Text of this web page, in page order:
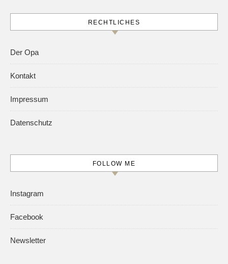
RECHTLICHES
Der Opa
Kontakt
Impressum
Datenschutz
FOLLOW ME
Instagram
Facebook
Newsletter